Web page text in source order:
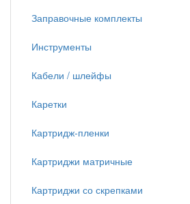
Заправочные комплекты
Инструменты
Кабели / шлейфы
Каретки
Картридж-пленки
Картриджи матричные
Картриджи со скрепками